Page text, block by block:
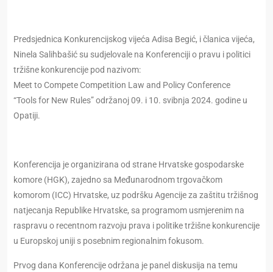
Predsjednica Konkurencijskog vijeća Adisa Begić, i članica vijeća,
Ninela Salihbašić su sudjelovale na Konferenciji o pravu i politici
tržišne konkurencije pod nazivom:
Meet to Compete Competition Law and Policy Conference
“Tools for New Rules” održanoj 09. i 10. svibnja 2024. godine u
Opatiji.
Konferencija je organizirana od strane Hrvatske gospodarske
komore (HGK), zajedno sa Međunarodnom trgovačkom
komorom (ICC) Hrvatske, uz podršku Agencije za zaštitu tržišnog
natjecanja Republike Hrvatske, sa programom usmjerenim na
raspravu o recentnom razvoju prava i politike tržišne konkurencije
u Europskoj uniji s posebnim regionalnim fokusom.
Prvog dana Konferencije održana je panel diskusija na temu